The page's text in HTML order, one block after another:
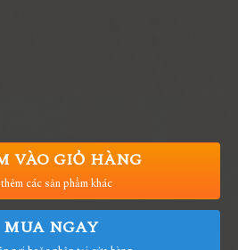
VÀO GIỎ HÀNG
các sản phẩm khác
MUA NGAY